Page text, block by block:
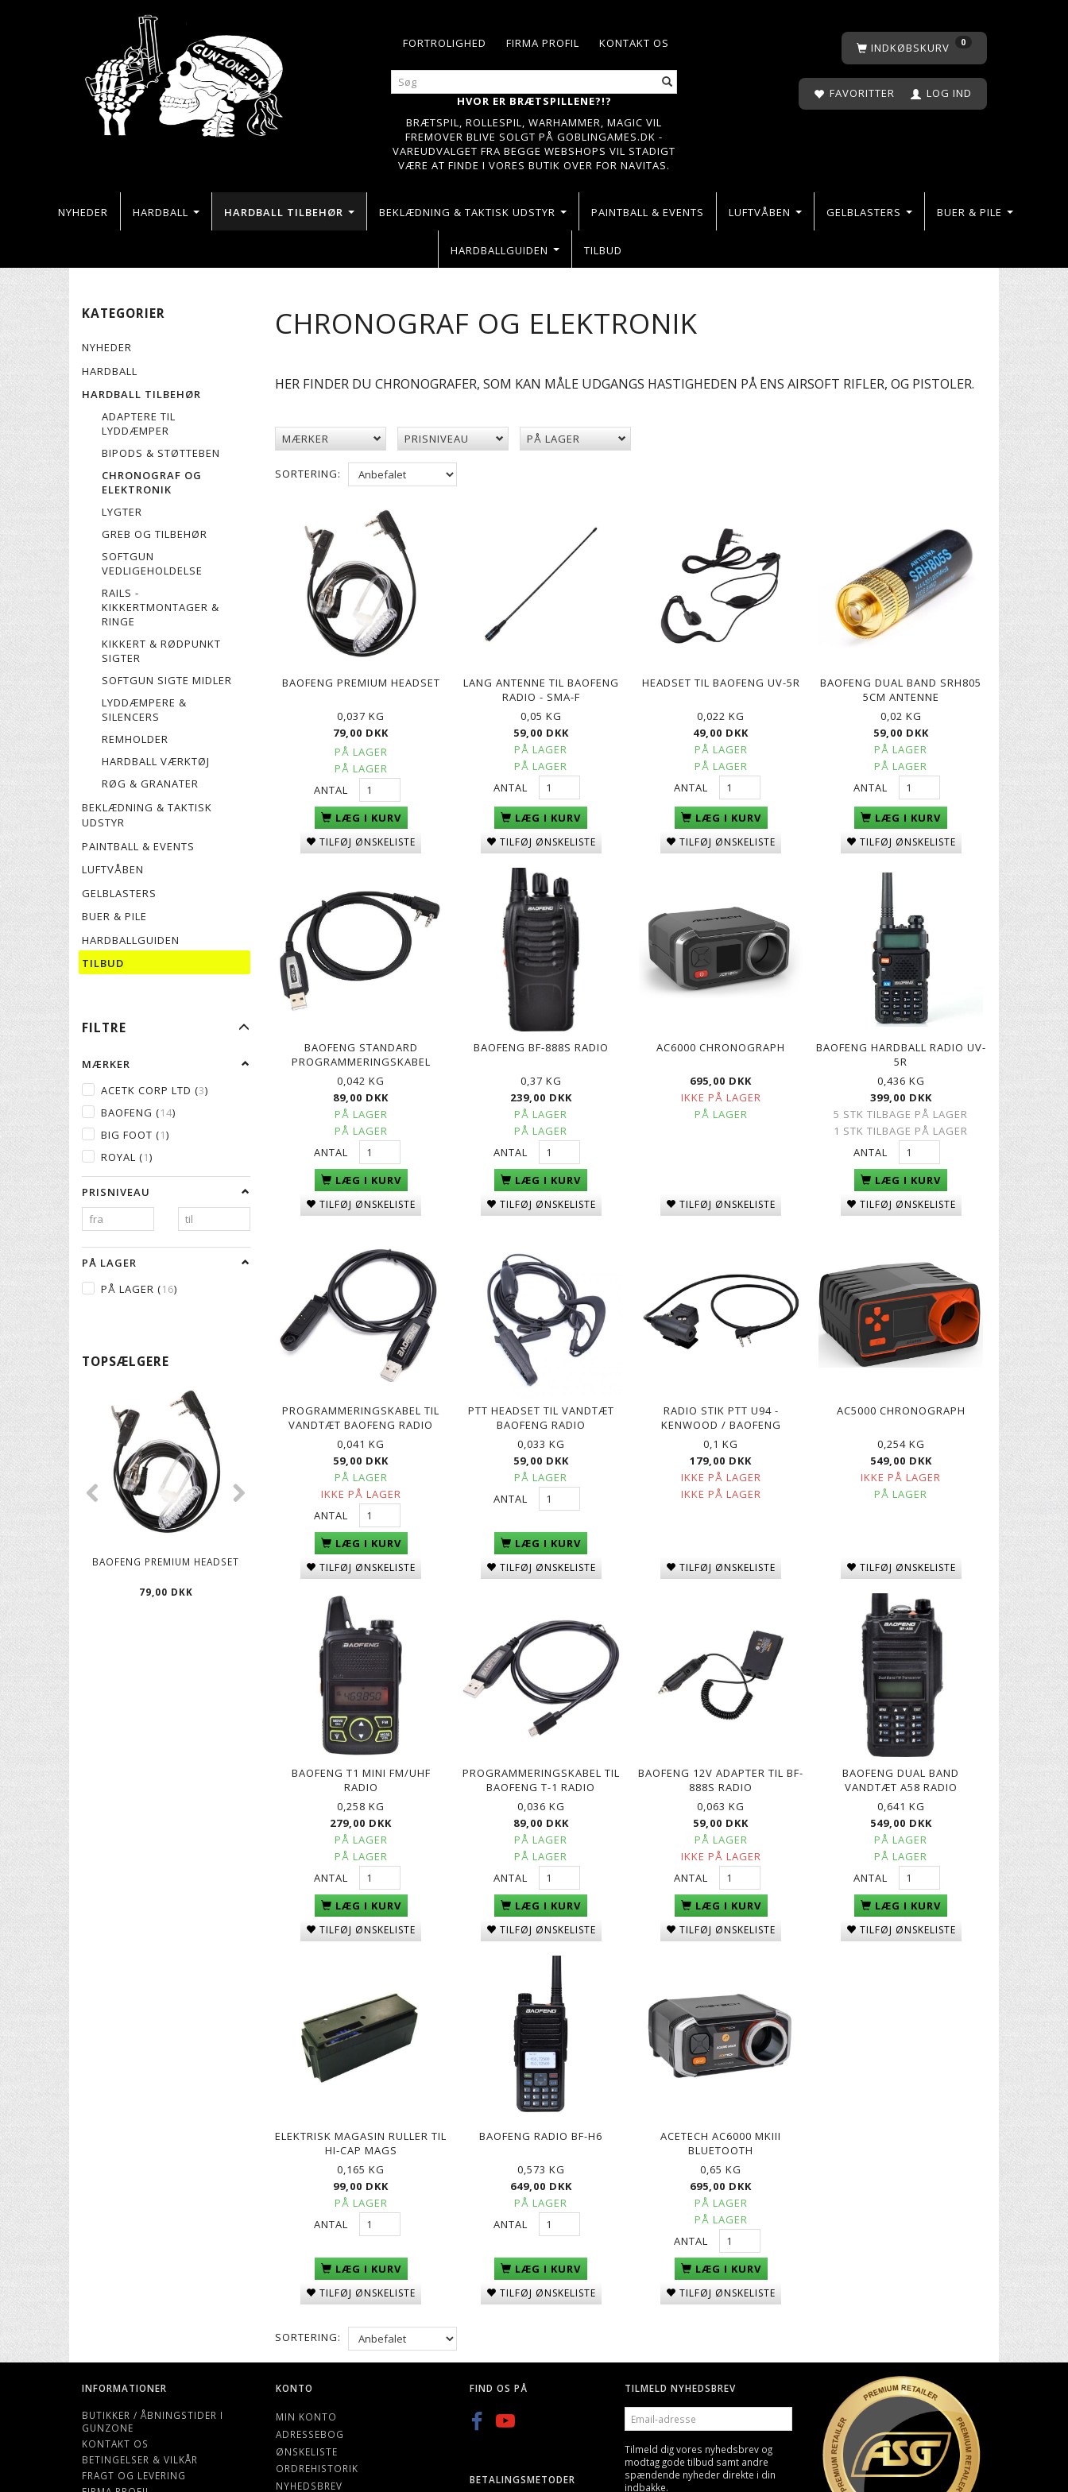
KONTAKT OS
FIRMA PROFIL
FORTROLIGHED
HVOR ER BRÆTSPILLENE?!?
BRÆTSPIL, ROLLESPIL, WARHAMMER, MAGIC VIL
FREMOVER BLIVE SOLGT PÅ GOBLINGAMES.DK -
VAREUDVALGET FRA BEGGE WEBSHOPS VIL STADIGT
VÆRE AT FINDE I VORES BUTIK OVER FOR NAVITAS.
INDKØBSKURV 0
FAVORITTER LOG IND
NYHEDER HARDBALL HARDBALL TILBEHØR BEKLÆDNING & TAKTISK UDSTYR PAINTBALL & EVENTS LUFTVÅBEN GELBLASTERS BUER & PILE
HARDBALLGUIDEN TILBUD
KATEGORIER
NYHEDER
HARDBALL
HARDBALL TILBEHØR
ADAPTERE TIL
LYDDÆMPER
BIPODS & STØTTEBEN
CHRONOGRAF OG
ELEKTRONIK
LYGTER
GREB OG TILBEHØR
SOFTGUN
VEDLIGEHOLDELSE
RAILS -
KIKKERTMONTAGER &
RINGE
KIKKERT & RØDPUNKT
SIGTER
SOFTGUN SIGTE MIDLER
LYDDÆMPERE &
SILENCERS
REMHOLDER
HARDBALL VÆRKTØJ
RØG & GRANATER
BEKLÆDNING & TAKTISK
UDSTYR
PAINTBALL & EVENTS
LUFTVÅBEN
GELBLASTERS
BUER & PILE
HARDBALLGUIDEN
TILBUD
FILTRE
MÆRKER
ACETK CORP LTD (3)
BAOFENG (14)
BIG FOOT (1)
ROYAL (1)
PRISNIVEAU
PÅ LAGER
PÅ LAGER (16)
TOPSÆLGERE
BAOFENG PREMIUM HEADSET
79,00 DKK
LANG ANTENNE TIL BAOFENG
RADIO - SMA-F
HEADSET TIL BAOFENG UV-5R
BAOFENG DUAL BAND SRH805
5CM ANTENNE
BAOFENG STANDARD
PROGRAMMERINGSKABEL
BAOFENG BF-888S
239,00 DKK
CHRONOGRAF OG ELEKTRONIK
HER FINDER DU CHRONOGRAFER, SOM KAN MÅLE UDGANGS HASTIGHEDEN PÅ ENS AIRSOFT RIFLER, OG PISTOLER.
MÆRKER PRISNIVEAU PÅ LAGER
SORTERING:
BAOFENG PREMIUM HEADSET
0,037 KG
79,00 DKK
PÅ LAGER
PÅ LAGER
ANTAL
LÆG I KURV
TILFØJ ØNSKELISTE
LANG ANTENNE TIL BAOFENG
RADIO - SMA-F
0,05 KG
59,00 DKK
PÅ LAGER
PÅ LAGER
ANTAL
LÆG I KURV
TILFØJ ØNSKELISTE
HEADSET TIL BAOFENG UV-5R
0,022 KG
49,00 DKK
PÅ LAGER
PÅ LAGER
ANTAL
LÆG I KURV
TILFØJ ØNSKELISTE
BAOFENG DUAL BAND SRH805
5CM ANTENNE
0,02 KG
59,00 DKK
PÅ LAGER
PÅ LAGER
ANTAL
LÆG I KURV
TILFØJ ØNSKELISTE
BAOFENG STANDARD
PROGRAMMERINGSKABEL
0,042 KG
89,00 DKK
PÅ LAGER
PÅ LAGER
ANTAL
LÆG I KURV
TILFØJ ØNSKELISTE
BAOFENG BF-888S RADIO
0,37 KG
239,00 DKK
PÅ LAGER
PÅ LAGER
ANTAL
LÆG I KURV
TILFØJ ØNSKELISTE
AC6000 CHRONOGRAPH
695,00 DKK
IKKE PÅ LAGER
PÅ LAGER
TILFØJ ØNSKELISTE
BAOFENG HARDBALL RADIO UV-
5R
0,436 KG
399,00 DKK
5 STK TILBAGE PÅ LAGER
1 STK TILBAGE PÅ LAGER
ANTAL
LÆG I KURV
TILFØJ ØNSKELISTE
PROGRAMMERINGSKABEL TIL
VANDTÆT BAOFENG RADIO
0,041 KG
59,00 DKK
PÅ LAGER
IKKE PÅ LAGER
ANTAL
LÆG I KURV
TILFØJ ØNSKELISTE
PTT HEADSET TIL VANDTÆT
BAOFENG RADIO
0,033 KG
59,00 DKK
PÅ LAGER
ANTAL
LÆG I KURV
TILFØJ ØNSKELISTE
RADIO STIK PTT U94 -
KENWOOD / BAOFENG
0,1 KG
179,00 DKK
IKKE PÅ LAGER
IKKE PÅ LAGER
TILFØJ ØNSKELISTE
AC5000 CHRONOGRAPH
0,254 KG
549,00 DKK
IKKE PÅ LAGER
PÅ LAGER
TILFØJ ØNSKELISTE
BAOFENG T1 MINI FM/UHF
RADIO
0,258 KG
279,00 DKK
PÅ LAGER
PÅ LAGER
ANTAL
LÆG I KURV
TILFØJ ØNSKELISTE
PROGRAMMERINGSKABEL TIL
BAOFENG T-1 RADIO
0,036 KG
89,00 DKK
PÅ LAGER
PÅ LAGER
ANTAL
LÆG I KURV
TILFØJ ØNSKELISTE
BAOFENG 12V ADAPTER TIL BF-
888S RADIO
0,063 KG
59,00 DKK
PÅ LAGER
IKKE PÅ LAGER
ANTAL
LÆG I KURV
TILFØJ ØNSKELISTE
BAOFENG DUAL BAND
VANDTÆT A58 RADIO
0,641 KG
549,00 DKK
PÅ LAGER
PÅ LAGER
ANTAL
LÆG I KURV
TILFØJ ØNSKELISTE
ELEKTRISK MAGASIN RULLER TIL
HI-CAP MAGS
0,165 KG
99,00 DKK
PÅ LAGER
ANTAL
LÆG I KURV
TILFØJ ØNSKELISTE
BAOFENG RADIO BF-H6
0,573 KG
649,00 DKK
PÅ LAGER
ANTAL
LÆG I KURV
TILFØJ ØNSKELISTE
ACETECH AC6000 MKIII
BLUETOOTH
0,65 KG
695,00 DKK
PÅ LAGER
PÅ LAGER
ANTAL
LÆG I KURV
TILFØJ ØNSKELISTE
SORTERING:
INFORMATIONER
BUTIKKER / ÅBNINGSTIDER I
GUNZONE
KONTAKT OS
BETINGELSER & VILKÅR
FRAGT OG LEVERING
KONTO
MIN KONTO
ADRESSEBOG
ØNSKELISTE
ORDREHISTORIK
NYHEDSBREV
FIND OS PÅ
BETALINGSMETODER
TILMELD NYHEDSBREV
EMAIL-
ADRESSE
Tilmeld dig vores nyhedsbrev og
modtag gode tilbud samt andre
spændende nyheder direkte i din
indbakke.